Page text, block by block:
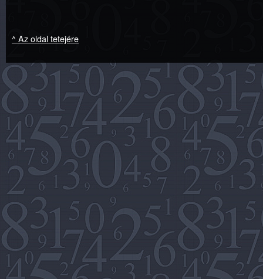
^ Az oldal tetejére